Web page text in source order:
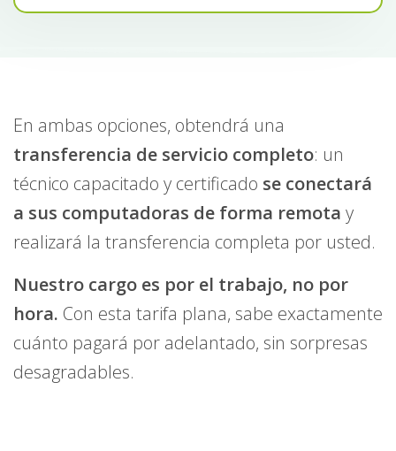
En ambas opciones, obtendrá una
transferencia de servicio completo: un
técnico capacitado y certificado se conectará
a sus computadoras de forma remota y
realizará la transferencia completa por usted.
Nuestro cargo es por el trabajo, no por
hora. Con esta tarifa plana, sabe exactamente
cuánto pagará por adelantado, sin sorpresas
desagradables.